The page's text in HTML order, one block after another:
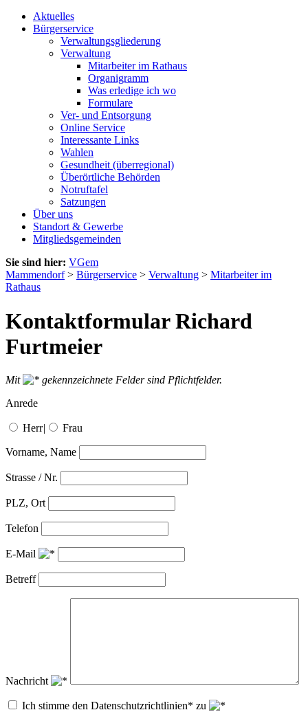
Aktuelles
Bürgerservice
Verwaltungsgliederung
Verwaltung
Mitarbeiter im Rathaus
Organigramm
Was erledige ich wo
Formulare
Ver- und Entsorgung
Online Service
Interessante Links
Wahlen
Gesundheit (überregional)
Überörtliche Behörden
Notruftafel
Satzungen
Über uns
Standort & Gewerbe
Mitgliedsgemeinden
Sie sind hier: VGem
Mammendorf> Bürgerservice > Verwaltung > Mitarbeiter im
Rathaus
Kontaktformular Richard
Furtmeier
Mit
gekennzeichnete Felder sind Pflichtfelder.
Anrede
Herr| Frau
Vorname, Name
Strasse / Nr.
PLZ, Ort
Telefon
E-Mail
Betreff
Nachricht
Ich stimme den Datenschutzrichtlinien* zu